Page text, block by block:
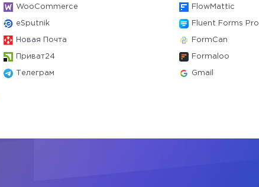
WooCommerce
eSputnik
Новая Почта
Приват24
Телеграм
FlowMattic
Fluent Forms Pro
FormCan
Formaloo
Gmail